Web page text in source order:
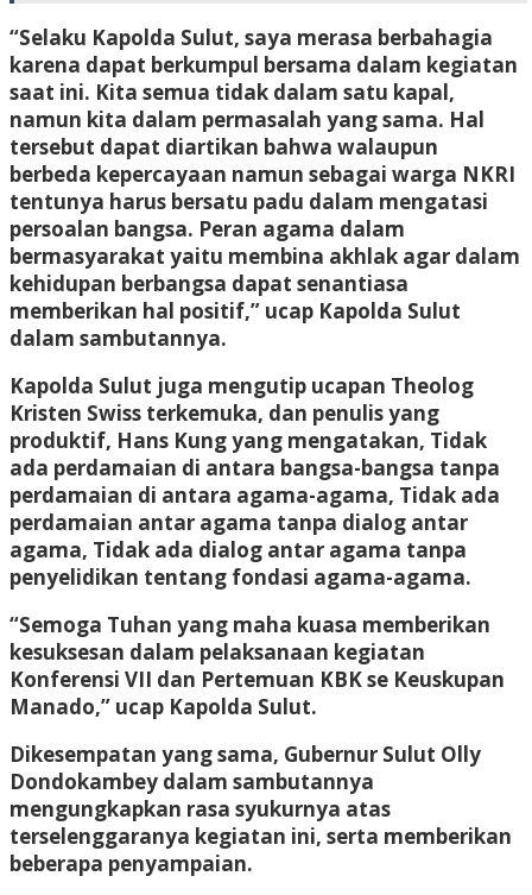
“Selaku Kapolda Sulut, saya merasa berbahagia
karena dapat berkumpul bersama dalam kegiatan
saat ini. Kita semua tidak dalam satu kapal,
namun kita dalam permasalah yang sama. Hal
tersebut dapat diartikan bahwa walaupun
berbeda kepercayaan namun sebagai warga NKRI
tentunya harus bersatu padu dalam mengatasi
persoalan bangsa. Peran agama dalam
bermasyarakat yaitu membina akhlak agar dalam
kehidupan berbangsa dapat senantiasa
memberikan hal positif,” ucap Kapolda Sulut
dalam sambutannya.
Kapolda Sulut juga mengutip ucapan Theolog
Kristen Swiss terkemuka, dan penulis yang
produktif, Hans Kung yang mengatakan, Tidak
ada perdamaian di antara bangsa-bangsa tanpa
perdamaian di antara agama-agama, Tidak ada
perdamaian antar agama tanpa dialog antar
agama, Tidak ada dialog antar agama tanpa
penyelidikan tentang fondasi agama-agama.
“Semoga Tuhan yang maha kuasa memberikan
kesuksesan dalam pelaksanaan kegiatan
Konferensi VII dan Pertemuan KBK se Keuskupan
Manado,” ucap Kapolda Sulut.
Dikesempatan yang sama, Gubernur Sulut Olly
Dondokambey dalam sambutannya
mengungkapkan rasa syukurnya atas
terselenggaranya kegiatan ini, serta memberikan
beberapa penyampaian.